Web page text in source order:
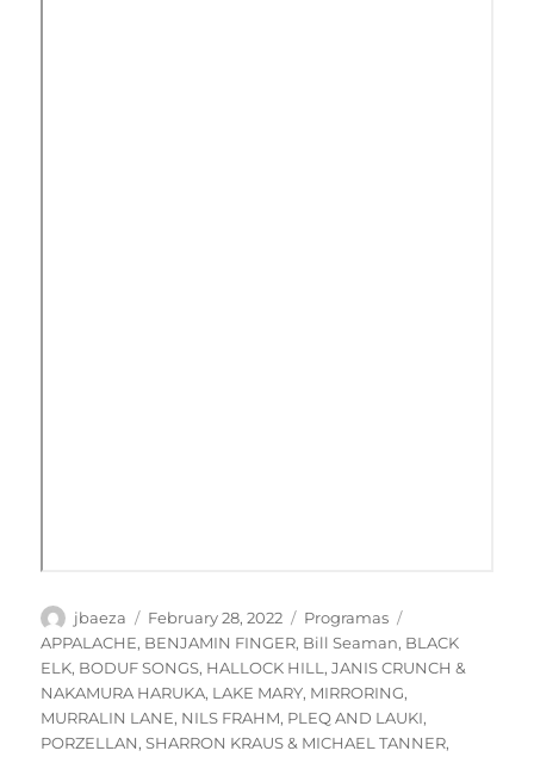
Author
jbaeza
Posted
on
February 28, 2022 Categories
Programas
APPALACHE, BENJAMIN FINGER, Bill Seaman, BLACK
ELK, BODUF SONGS, HALLOCK HILL ,JANIS CRUNCH &
NAKAMURA HARUKA, LAKE MARY, MIRRORING,
MURRALIN LANE, NILS FRAHM, PLEQ AND LAUKI,
PORZELLAN,SHARRON KRAUS & MICHAEL TANNER,